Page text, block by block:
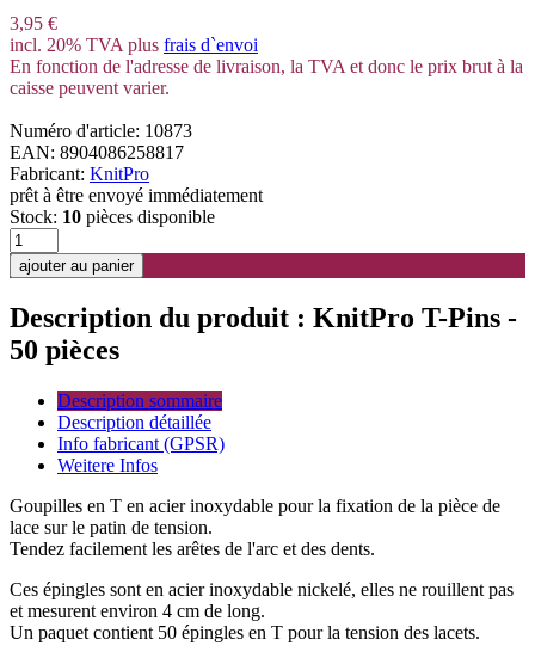
3,95 €
incl. 20% TVA plus frais d`envoi
En fonction de l'adresse de livraison, la TVA et donc le prix brut à la
caisse peuvent varier.
Numéro d'article: 10873
EAN: 8904086258817
Fabricant: KnitPro
prêt à être envoyé immédiatement
Stock: 10 pièces disponible
Description du produit : KnitPro T-Pins -
50 pièces
Description sommaire
Description détaillée
Info fabricant (GPSR)
Weitere Infos
Goupilles en T en acier inoxydable pour la fixation de la pièce de
lace sur le patin de tension.
Tendez facilement les arêtes de l'arc et des dents.
Ces épingles sont en acier inoxydable nickelé, elles ne rouillent pas
et mesurent environ 4 cm de long.
Un paquet contient 50 épingles en T pour la tension des lacets.